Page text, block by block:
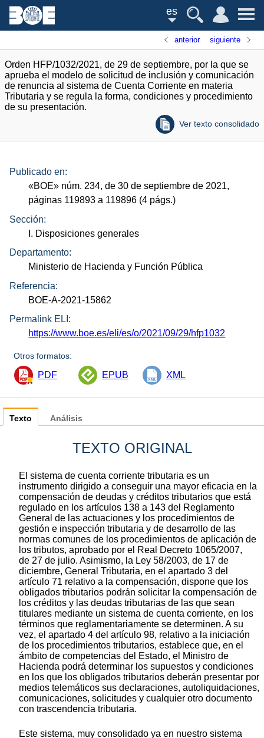
es
anterior siguiente
Orden HFP/1032/2021, de 29 de septiembre, por la que se
aprueba el modelo de solicitud de inclusión y comunicación
de renuncia al sistema de Cuenta Corriente en materia
Tributaria y se regula la forma, condiciones y procedimiento
de su presentación.
Ver texto consolidado
Publicado en:
«BOE» núm. 234, de 30 de septiembre de 2021,
páginas 119893 a 119896 (4 págs.)
Sección:
I. Disposiciones generales
Departamento:
Ministerio de Hacienda y Función Pública
Referencia:
BOE-A-2021-15862
Permalink ELI:
https://www.boe.es/eli/es/o/2021/09/29/hfp1032
Otros formatos:
PDF EPUB XML
Texto
TEXTO ORIGINAL
El sistema de cuenta corriente tributaria es un
instrumento dirigido a conseguir una mayor eficacia en la
compensación de deudas y créditos tributarios que está
regulado en los artículos 138 a 143 del Reglamento
General de las actuaciones y los procedimientos de
gestión e inspección tributaria y de desarrollo de las
normas comunes de los procedimientos de aplicación de
los tributos, aprobado por el Real Decreto 1065/2007,
de 27 de julio. Asimismo, la Ley 58/2003, de 17 de
diciembre, General Tributaria, en el apartado 3 del
artículo 71 relativo a la compensación, dispone que los
obligados tributarios podrán solicitar la compensación de
los créditos y las deudas tributarias de las que sean
titulares mediante un sistema de cuenta corriente, en los
términos que reglamentariamente se determinen. A su
vez, el apartado 4 del artículo 98, relativo a la iniciación
de los procedimientos tributarios, establece que, en el
ámbito de competencias del Estado, el Ministro de
Hacienda podrá determinar los supuestos y condiciones
en los que los obligados tributarios deberán presentar por
medios telemáticos sus declaraciones, autoliquidaciones,
comunicaciones, solicitudes y cualquier otro documento
con trascendencia tributaria.
Este sistema, muy consolidado ya en nuestro sistema
Análisis